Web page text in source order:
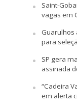
Saint-
vagas em
Guarulhos
para
SP gera
assinada
“Cadeira
em alerta